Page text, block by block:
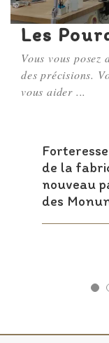
Les
Vous vous posez
des précisions.
vous aider ...
de la
nouveau
des